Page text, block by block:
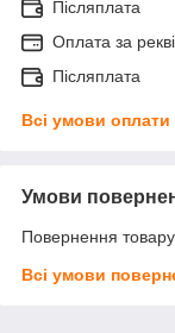
Післяплата
Оплата за
Післяплата
Всі умови оплати
Умови
Повернення
Всі умови